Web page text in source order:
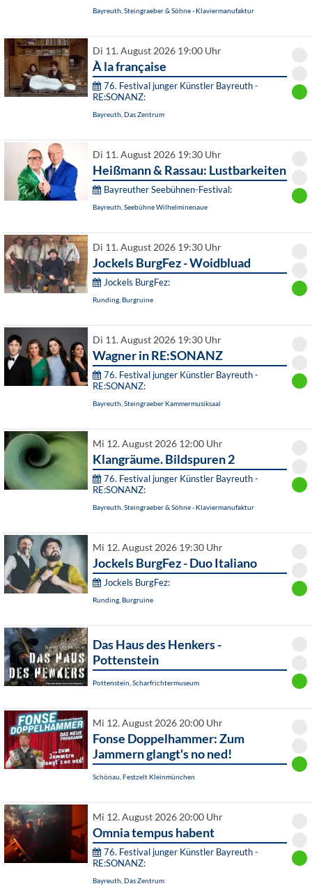
Bayreuth, Steingraeber & Söhne - Klaviermanufaktur
Di 11. August 2026 19:00 Uhr
À la française
76. Festival junger Künstler Bayreuth -
RE:SONANZ:
Bayreuth, Das Zentrum
Di 11. August 2026 19:30 Uhr
Heißmann & Rassau: Lustbarkeiten
Bayreuther Seebühnen-Festival:
Bayreuth, Seebühne Wilhelminenaue
Di 11. August 2026 19:30 Uhr
Jockels BurgFez - Woidbluad
Jockels BurgFez:
Runding, Burgruine
Di 11. August 2026 19:30 Uhr
Wagner in RE:SONANZ
76. Festival junger Künstler Bayreuth -
RE:SONANZ:
Bayreuth, Steingraeber Kammermusiksaal
Mi 12. August 2026 12:00 Uhr
Klangräume. Bildspuren 2
76. Festival junger Künstler Bayreuth -
RE:SONANZ:
Bayreuth, Steingraeber & Söhne - Klaviermanufaktur
Mi 12. August 2026 19:30 Uhr
Jockels BurgFez - Duo Italiano
Jockels BurgFez:
Runding, Burgruine
Das Haus des Henkers -
Pottenstein
Pottenstein, Scharfrichtermuseum
Mi 12. August 2026 20:00 Uhr
Fonse Doppelhammer: Zum
Jammern glangt's no ned!
Schönau, Festzelt Kleinmünchen
Mi 12. August 2026 20:00 Uhr
Omnia tempus habent
76. Festival junger Künstler Bayreuth -
RE:SONANZ:
Bayreuth, Das Zentrum